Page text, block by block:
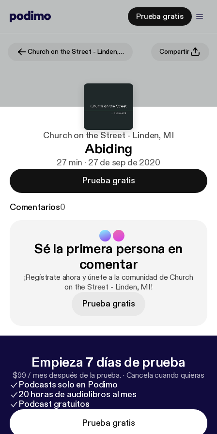
Prueba gratis
Church on the Street - Linden, MI Compartir
Church on the Street - Linden, MI
Abiding
27 min · 27 de sep de 2020
Prueba gratis
Comentarios0
Sé la primera persona en
comentar
¡Regístrate ahora y únete a la comunidad de Church
on the Street - Linden, MI!
Prueba gratis
Empieza 7 días de prueba
$99 / mes después de la prueba. · Cancela cuando quieras
Podcasts solo en Podimo
20 horas de audiolibros al mes
Podcast gratuitos
Prueba gratis